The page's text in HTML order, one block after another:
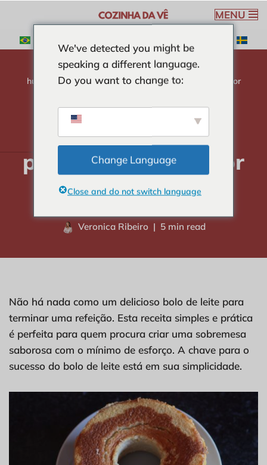
naar
inhoud
MENU
huis DESSERTS -Eenvoudig en praktisch recept voor
Eenvoudig en
praktisch recept voor
melkcake
Veronica Ribeiro 5 min read
Não há nada como um delicioso bolo de leite para
terminar uma refeição. Esta receita simples e prática
é perfeita para quem procura criar uma sobremesa
saborosa com o mínimo de esforço. A chave para o
sucesso do bolo de leite está em sua simplicidade.
We've detected you might be
speaking a different language.
Do you want to change to:
Change Language
Close and do not switch language